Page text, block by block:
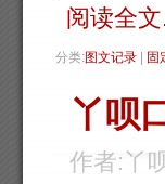
阅读全
分类:图文记录 固
丫呗
作者:丫